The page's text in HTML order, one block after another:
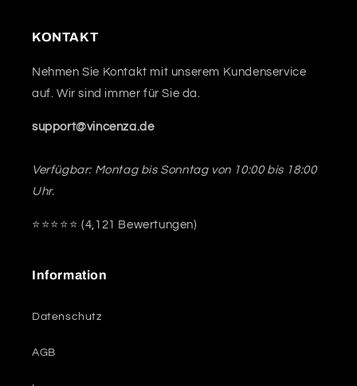
KONTAKT
Nehmen Sie Kontakt mit unserem Kundenservice
auf. Wir sind immer für Sie da.
support@vincenza.de
Verfügbar: Montag bis Sonntag von 10:00 bis 18:00
Uhr.
⭐️⭐️⭐️️⭐️⭐️ (4,121 Bewertungen)
Information
Datenschutz
AGB